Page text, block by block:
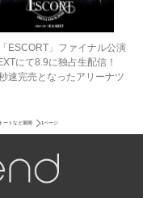
ESCORT」ファイナル公演
にて8.9に独占生配信！
速完売となったアリーナツ
ートなど展開
1ページ